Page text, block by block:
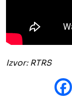
Izvor: RTRS